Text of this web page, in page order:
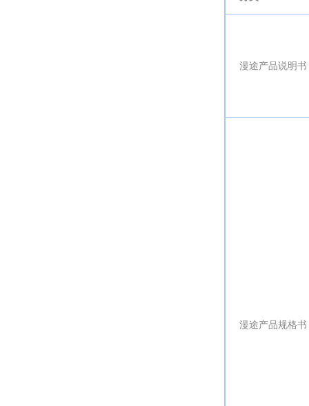
漫途产品说明书
漫途产品规格书